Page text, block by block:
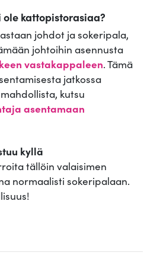
ole kattopistorasiaa?
johdot ja sokeripala,
johtoihin asennusta
vastakappaleen. Tämä
jatkossa
kutsu
asentamaan
kyllä
tällöin valaisimen
normaalisti sokeripalaan.